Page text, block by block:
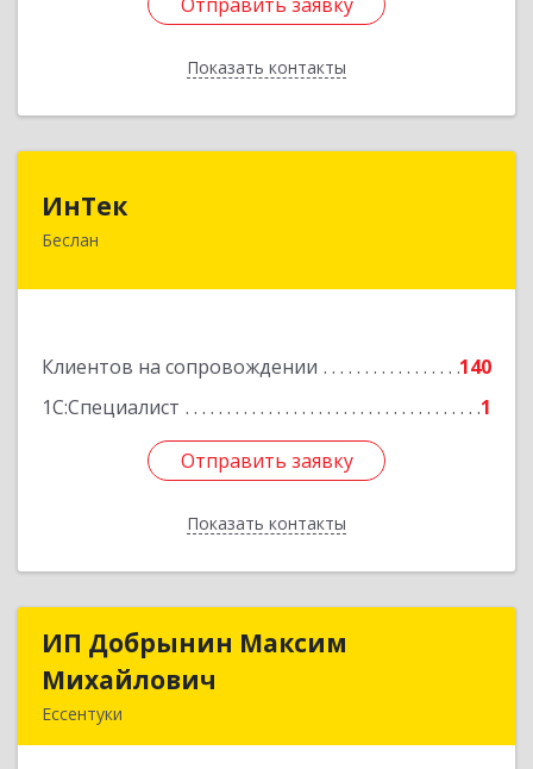
Показать контакты
Назад
ИнТек
Беслан
Клиентов на сопровождении
140
1С:Специалист
1
Отправить заявку
Показать контакты
Подробнее
Отправить заявку
Назад
ИП Добрынин Максим
Михайлович
Ессентуки
ИП Добрынин Максим